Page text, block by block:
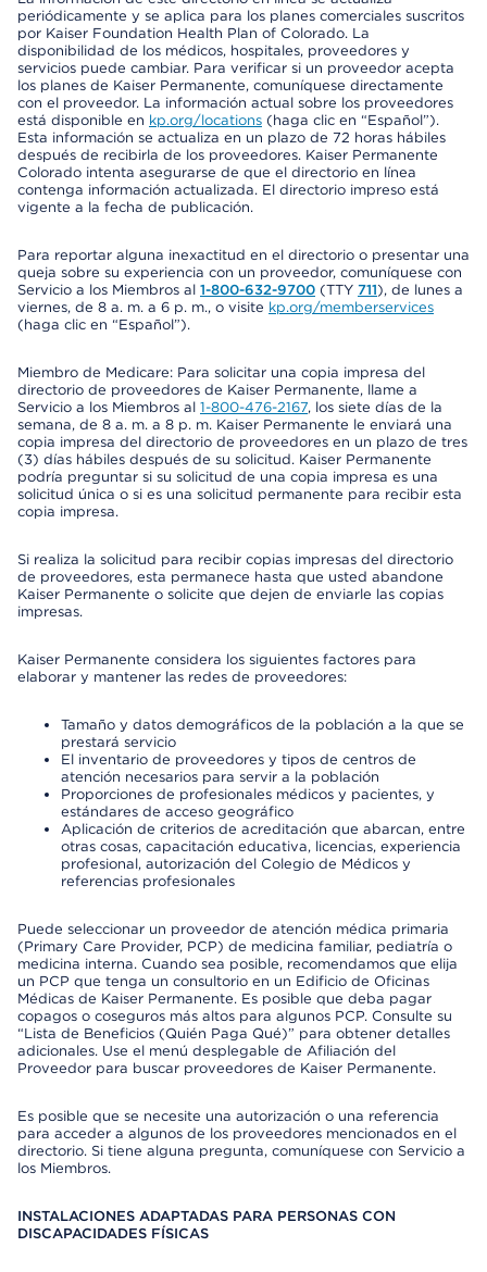
periódicamente y se aplica para los planes comerciales suscritos
por Kaiser Foundation Health Plan of Colorado. La
disponibilidad de los médicos, hospitales, proveedores y
servicios puede cambiar. Para verificar si un proveedor acepta
los planes de Kaiser Permanente, comuníquese directamente
con el proveedor. La información actual sobre los proveedores
está disponible en kp.org/locations (haga clic en “Español”).
Esta información se actualiza en un plazo de 72 horas hábiles
después de recibirla de los proveedores. Kaiser Permanente
Colorado intenta asegurarse de que el directorio en línea
contenga información actualizada. El directorio impreso está
vigente a la fecha de publicación.
Para reportar alguna inexactitud en el directorio o presentar una
queja sobre su experiencia con un proveedor, comuníquese con
Servicio a los Miembros al 1-800-632-9700 (TTY 711), de lunes a
viernes, de 8 a. m. a 6 p. m., o visite kp.org/memberservices
(haga clic en “Español”).
Miembro de Medicare: Para solicitar una copia impresa del
directorio de proveedores de Kaiser Permanente, llame a
Servicio a los Miembros al 1-800-476-2167, los siete días de la
semana, de 8 a. m. a 8 p. m. Kaiser Permanente le enviará una
copia impresa del directorio de proveedores en un plazo de tres
(3) días hábiles después de su solicitud. Kaiser Permanente
podría preguntar si su solicitud de una copia impresa es una
solicitud única o si es una solicitud permanente para recibir esta
copia impresa.
Si realiza la solicitud para recibir copias impresas del directorio
de proveedores, esta permanece hasta que usted abandone
Kaiser Permanente o solicite que dejen de enviarle las copias
impresas.
Kaiser Permanente considera los siguientes factores para
elaborar y mantener las redes de proveedores:
Tamaño y datos demográficos de la población a la que se
prestará servicio
El inventario de proveedores y tipos de centros de
atención necesarios para servir a la población
Proporciones de profesionales médicos y pacientes, y
estándares de acceso geográfico
Aplicación de criterios de acreditación que abarcan, entre
otras cosas, capacitación educativa, licencias, experiencia
profesional, autorización del Colegio de Médicos y
referencias profesionales
Puede seleccionar un proveedor de atención médica primaria
(Primary Care Provider, PCP) de medicina familiar, pediatría o
medicina interna. Cuando sea posible, recomendamos que elija
un PCP que tenga un consultorio en un Edificio de Oficinas
Médicas de Kaiser Permanente. Es posible que deba pagar
copagos o coseguros más altos para algunos PCP. Consulte su
“Lista de Beneficios (Quién Paga Qué)” para obtener detalles
adicionales. Use el menú desplegable de Afiliación del
Proveedor para buscar proveedores de Kaiser Permanente.
Es posible que se necesite una autorización o una referencia
para acceder a algunos de los proveedores mencionados en el
directorio. Si tiene alguna pregunta, comuníquese con Servicio a
los Miembros.
INSTALACIONES ADAPTADAS PARA PERSONAS CON
DISCAPACIDADES FÍSICAS